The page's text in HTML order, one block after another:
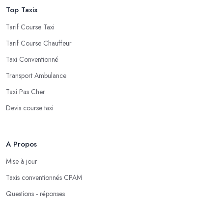
Top Taxis
Tarif Course Taxi
Tarif Course Chauffeur
Taxi Conventionné
Transport Ambulance
Taxi Pas Cher
Devis course taxi
A Propos
Mise à jour
Taxis conventionnés CPAM
Questions - réponses